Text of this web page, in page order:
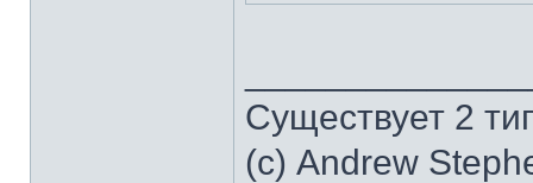
Существует 2
(с) Andrew